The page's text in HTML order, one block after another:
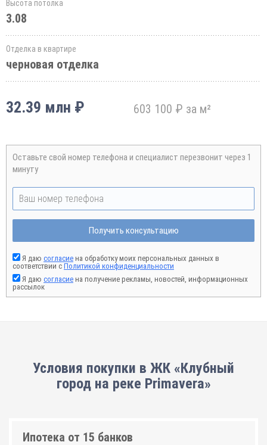
Высота потолка
3.08
Отделка в квартире
черновая отделка
32.39 млн ₽ 603 100 ₽ за м²
Оставьте свой номер телефона и специалист перезвонит через 1
минуту
Получить консультацию
Я даю согласие на обработку моих персональных данных в
соответствии с Политикой конфиденциальности
Я даю согласие на получение рекламы, новостей, информационных
рассылок
Условия покупки в ЖК «Клубный
город на реке Primavera»
Ипотека от 15 банков